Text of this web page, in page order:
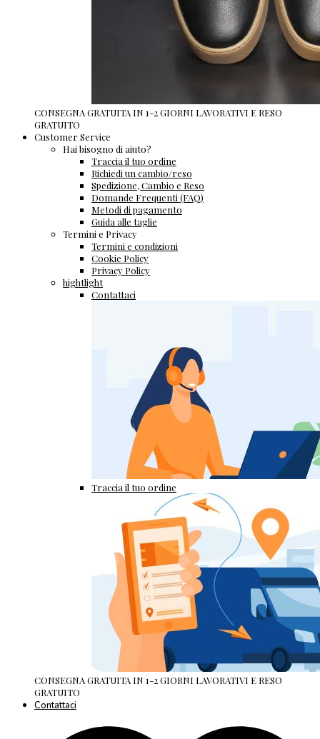
CONSEGNA GRATUITA IN 1-2 GIORNI LAVORATIVI E RESO
GRATUITO
Customer Service
Hai bisogno di aiuto?
Traccia il tuo ordine
Richiedi un cambio/reso
Spedizione, Cambio e Reso
Domande Frequenti (FAQ)
Metodi di pagamento
Guida alle taglie
Termini e Privacy
Termini e condizioni
Cookie Policy
Privacy Policy
hightlight
Contattaci
Traccia il tuo ordine
CONSEGNA GRATUITA IN 1-2 GIORNI LAVORATIVI E RESO
GRATUITO
Contattaci